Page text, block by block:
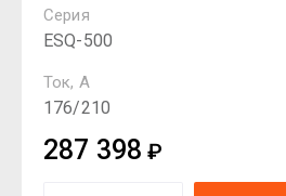
Серия
ESQ-500
Ток, А
176/210
287 398 ₽